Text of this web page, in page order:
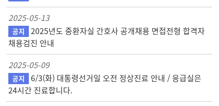
2025-05-13
공지
2025년도 중환자실 간호사 공개채용 면접전형 합격자
채용검진 안내
2025-05-09
공지
6/3(화) 대통령선거일 오전 정상진료 안내 / 응급실은
24시간 진료합니다.